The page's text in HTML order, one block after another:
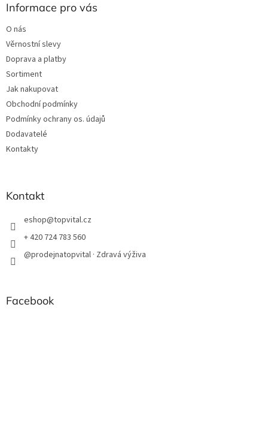
Informace pro vás
O nás
Věrnostní slevy
Doprava a platby
Sortiment
Jak nakupovat
Obchodní podmínky
Podmínky ochrany os. údajů
Dodavatelé
Kontakty
Kontakt
eshop@topvital.cz
+ 420 724 783 560
@prodejnatopvital · Zdravá výživa
Facebook